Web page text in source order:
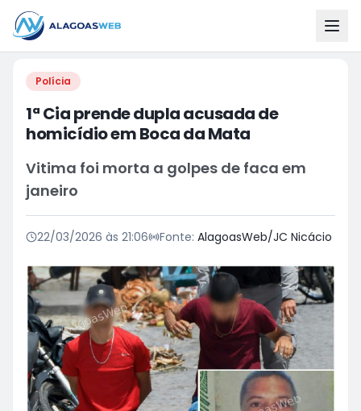
Polícia
1ª Cia prende dupla acusada de
homicídio em Boca da Mata
Vitima foi morta a golpes de faca em
janeiro
22/03/2026 às 21:06 Fonte: AlagoasWeb/JC Nicácio